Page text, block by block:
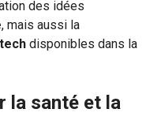
des idées
, mais aussi la
tech disponibles dans la
la santé et la